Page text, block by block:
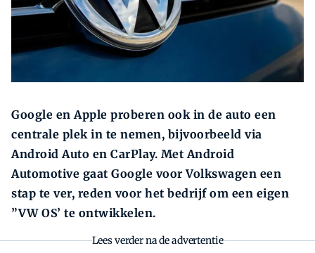
Zoeken Zoek
Google en Apple proberen ook in de auto een
centrale plek in te nemen, bijvoorbeeld via
Android Auto en CarPlay. Met Android
Automotive gaat Google voor Volkswagen een
stap te ver, reden voor het bedrijf om een eigen
”VW OS’ te ontwikkelen.
Lees verder na de advertentie